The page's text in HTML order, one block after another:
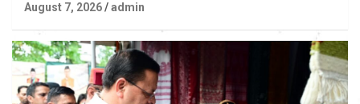
August 7, 2026 admin